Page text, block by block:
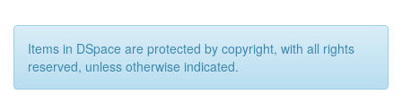
Items in DSpace are protected by copyright, with all rights
reserved, unless otherwise indicated.